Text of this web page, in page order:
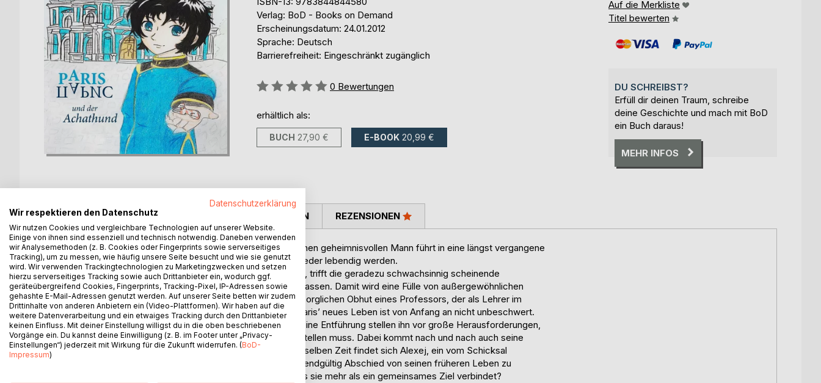
Verlag: BoD - Books on Demand
Erscheinungsdatum: 24.01.2012
Sprache: Deutsch
Barrierefreiheit: Eingeschränkt zugänglich
Bewertung::
0 Bewertungen
erhältlich als:
BUCH 27,90 € E-BOOK 20,99 €
Auf die Merkliste
Titel bewerten
DU SCHREIBST?
Erfüll dir deinen Traum, schreibe
deine Geschichte und mach mit BoD
ein Buch daraus!
MEHR INFOS
BESCHREIBUNG
Ein packendes Abenteuer um einen Straßenjungen und einen geheimnisvollen Mann führt in eine längst vergangene
Zeit und lässt diese auf spannende und kurzweilige Art wieder lebendig werden.
Das zaristische Sankt Petersburg: Paris, ein Straßenjunge, trifft die geradezu schwachsinnig scheinende
Entscheidung, sich freiwillig in ein Waisenhaus bringen zu lassen. Damit wird eine Fülle von außergewöhnlichen
Ereignissen ausgelöst. Durch Zufall landet Paris in der fürsorglichen Obhut eines Professors, der als Lehrer im
Smolny-Institut für adlige Mädchen arbeitet. Doch auch Paris’ neues Leben ist von Anfang an nicht unbeschwert.
Ungewollte Feindschaften, ein gebrochener Schwur und eine Entführung stellen ihn vor große Herausforderungen,
denen er sich gemeinsam mit neuen und alten Freunden stellen muss. Dabei kommt nach und nach auch seine
längst vergessen geglaubte Vergangenheit ans Licht. Zur selben Zeit findet sich Alexej, ein vom Schicksal
Getriebener, zum letzten Mal in Sankt Petersburg ein, um endgültig Abschied von seinen früheren Leben zu
nehmen.Er trifft auf Paris, doch werden sie erkennen, dass sie mehr als ein gemeinsames Ziel verbindet?
AUTOR/IN PRESSESTIMMEN REZENSIONEN
Datenschutzerklärung
Wir respektieren den Datenschutz
Wir nutzen Cookies und vergleichbare Technologien auf unserer Website.
Einige von ihnen sind essenziell und technisch notwendig. Daneben verwenden
wir Analysemethoden (z. B. Cookies oder Fingerprints sowie serverseitiges
Tracking), um zu messen, wie häufig unsere Seite besucht und wie sie genutzt
wird. Wir verwenden Trackingtechnologien zu Marketingzwecken und setzen
hierzu serverseitiges Tracking sowie auch Drittanbieter ein, wodurch ggf.
geräteübergreifend Cookies, Fingerprints, Tracking-Pixel, IP-Adressen sowie
gehashte E-Mail-Adressen genutzt werden. Auf unserer Seite betten wir zudem
Drittinhalte von anderen Anbietern ein (Video-Plattformen). Wir haben auf die
weitere Datenverarbeitung und ein etwaiges Tracking durch den Drittanbieter
keinen Einfluss. Mit deiner Einstellung willigst du in die oben beschriebenen
Vorgänge ein. Du kannst deine Einwilligung (z. B. im Footer unter „Privacy-
Einstellungen“) jederzeit mit Wirkung für die Zukunft widerrufen. (BoD-
Impressum)